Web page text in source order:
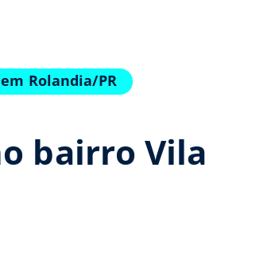
Rolandia/PR
bairro Vila